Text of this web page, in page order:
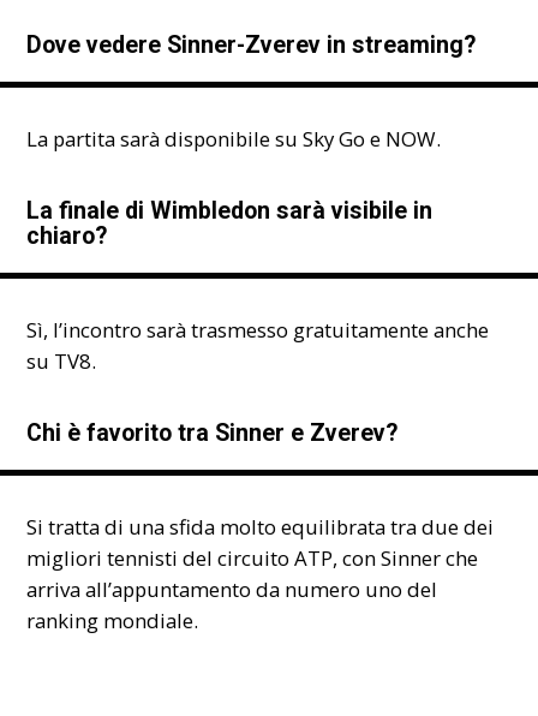
Dove vedere Sinner-Zverev in streaming?
La partita sarà disponibile su Sky Go e NOW.
La finale di Wimbledon sarà visibile in
chiaro?
Sì, l’incontro sarà trasmesso gratuitamente anche
su TV8.
Chi è favorito tra Sinner e Zverev?
Si tratta di una sfida molto equilibrata tra due dei
migliori tennisti del circuito ATP, con Sinner che
arriva all’appuntamento da numero uno del
ranking mondiale.